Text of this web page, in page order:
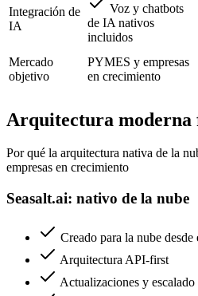
Integración de
IA
Voz y chatbots
de IA nativos
incluidos
Mercado
objetivo
PYMES y empresas
en crecimiento
Arquitectura moderna
Por qué la arquitectura nativa de la
empresas en crecimiento
Seasalt.ai: nativo de la nube
Creado para la nube
Arquitectura API-first
Actualizaciones y escalado